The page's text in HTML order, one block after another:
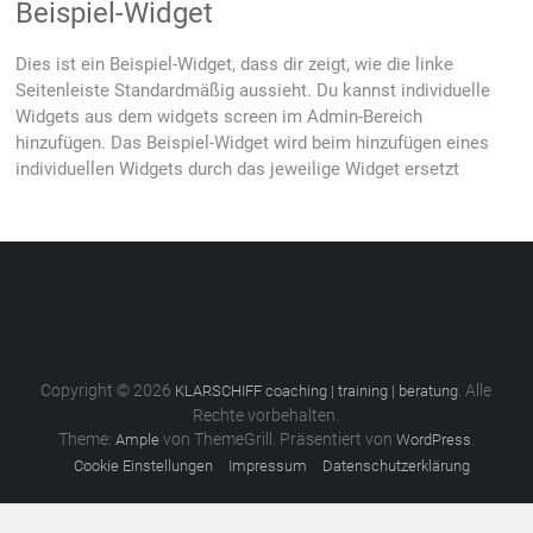
Beispiel-Widget
Dies ist ein Beispiel-Widget, dass dir zeigt, wie die linke
Seitenleiste Standardmäßig aussieht. Du kannst individuelle
Widgets aus dem widgets screen im Admin-Bereich
hinzufügen. Das Beispiel-Widget wird beim hinzufügen eines
individuellen Widgets durch das jeweilige Widget ersetzt
Copyright © 2026 KLARSCHIFF coaching | training | beratung . Alle
Rechte vorbehalten.
Theme: Amplevon ThemeGrill. Präsentiert von WordPress
Cookie Einstellungen Impressum Datenschutzerklärung